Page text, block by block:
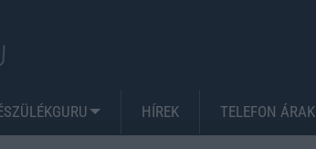
HÍREK TELEFON ÁRAK